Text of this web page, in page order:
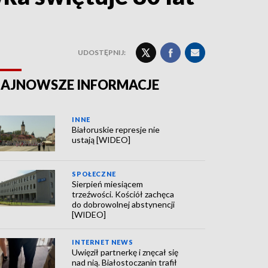
UDOSTĘPNIJ:
INFORMACJE
INNE
Białoruskie represje nie
ustają [WIDEO]
SPOŁECZNE
Sierpień miesiącem
trzeźwości. Kościół zachęca
do dobrowolnej abstynencji
[WIDEO]
INTERNET NEWS
Uwięził partnerkę i znęcał się
nad nią. Białostoczanin trafił